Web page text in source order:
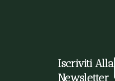
Iscriviti Alla
Newsletter